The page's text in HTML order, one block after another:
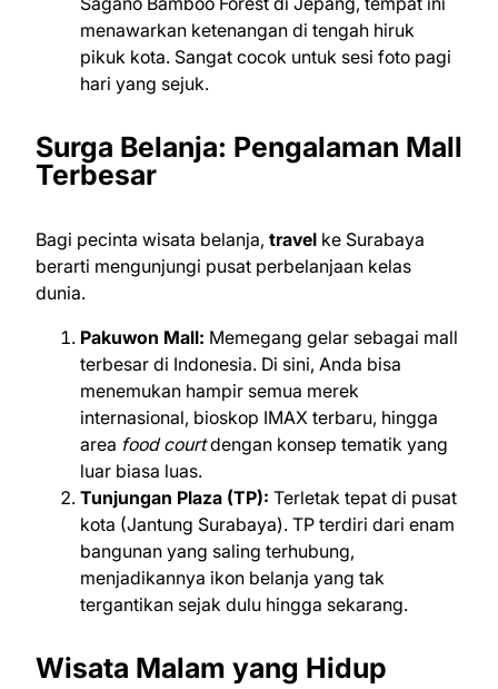
menawarkan ketenangan di tengah hiruk
pikuk kota. Sangat cocok untuk sesi foto pagi
hari yang sejuk.
Surga Belanja: Pengalaman Mall
Terbesar
Bagi pecinta wisata belanja, travel ke Surabaya
berarti mengunjungi pusat perbelanjaan kelas
dunia.
Pakuwon Mall: Memegang gelar sebagai mall
terbesar di Indonesia. Di sini, Anda bisa
menemukan hampir semua merek
internasional, bioskop IMAX terbaru, hingga
area food courtdengan konsep tematik yang
luar biasa luas.
Tunjungan Plaza (TP): Terletak tepat di pusat
kota (Jantung Surabaya). TP terdiri dari enam
bangunan yang saling terhubung,
menjadikannya ikon belanja yang tak
tergantikan sejak dulu hingga sekarang.
Wisata Malam yang Hidup